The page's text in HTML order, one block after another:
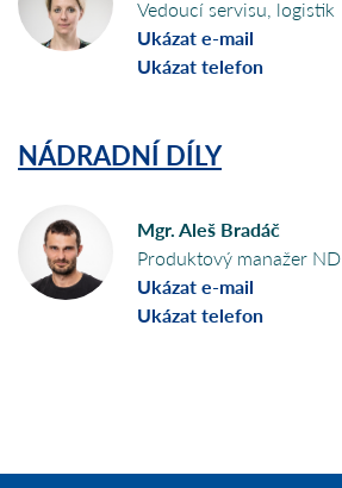
Vedoucí servisu, logistik
Ukázat e-mail
Ukázat telefon
NÁDRADNÍ DÍLY
Mgr. Aleš Bradáč
Produktový manažer
Ukázat e-mail
Ukázat telefon